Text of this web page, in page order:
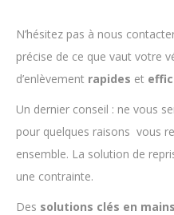
N’hésitez pas à nous
précise de ce que vaut votre
d’enlèvement rapides et
Un dernier conseil : ne vous
pour quelques raisons vous
ensemble. La solution de
une contrainte.
Des solutions clés en mains